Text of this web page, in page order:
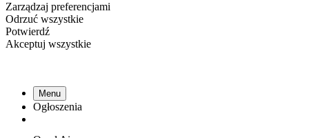
Zarządzaj preferencjami
Odrzuć wszystkie
Potwierdź
Akceptuj wszystkie
Menu
Ogłoszenia